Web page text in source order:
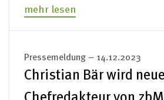
mehr lesen
Pressemeldung – 14.12.2023
Christian Bär wird